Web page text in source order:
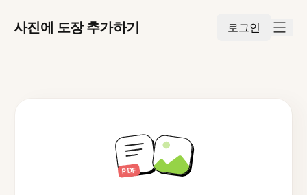
사진에 도장 추가하기 로그인